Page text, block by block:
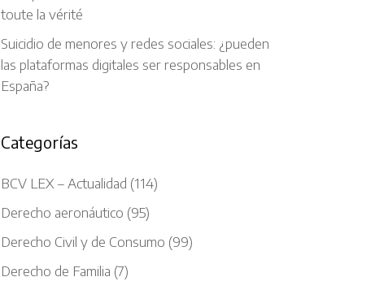
toute la vérité
Suicidio de menores y redes sociales: ¿pueden
las plataformas digitales ser responsables en
España?
Categorías
BCV LEX – Actualidad (114)
Derecho aeronáutico (95)
Derecho Civil y de Consumo (99)
Derecho de Familia (7)